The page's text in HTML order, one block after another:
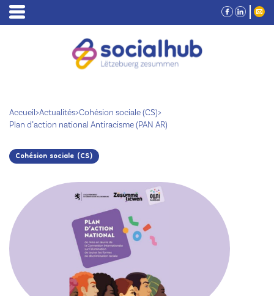
Accueil>Actualités>Cohésion sociale (CS)>
Plan d’action national Antiracisme (PAN AR)
Cohésion sociale (CS)